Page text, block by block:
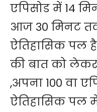
एपिसोड में 14
आज 30 मिनट
ऐतिहासिक पल
की बात को
,अपना 100 वा
ऐतिहासिक पल